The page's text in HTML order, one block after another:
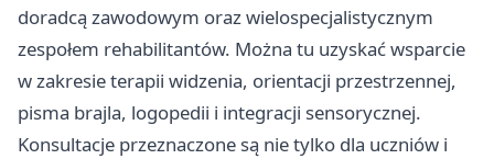
doradcą zawodowym oraz wielospecjalistycznym
zespołem rehabilitantów. Można tu uzyskać wsparcie
w zakresie terapii widzenia, orientacji przestrzennej,
pisma brajla, logopedii i integracji sensorycznej.
Konsultacje przeznaczone są nie tylko dla uczniów i